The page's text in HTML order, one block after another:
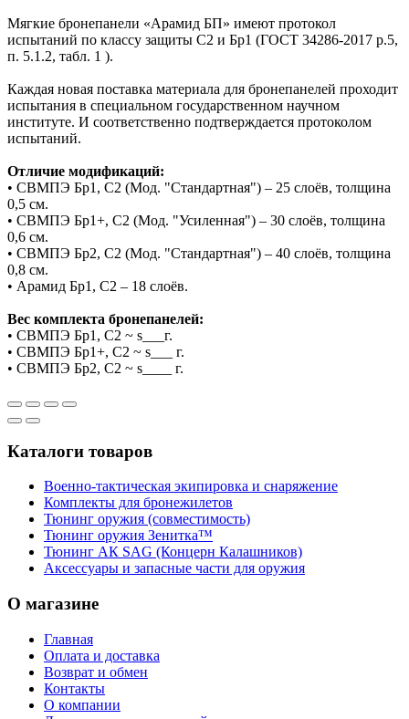
Мягкие бронепанели «Арамид БП» имеют протокол
испытаний по классу защиты С2 и Бр1 (ГОСТ 34286-2017 р.5,
п. 5.1.2, табл. 1 ).
Каждая новая поставка материала для бронепанелей проходит
испытания в специальном государственном научном
институте. И соответственно подтверждается протоколом
испытаний.
Отличие модификаций:
• СВМПЭ Бр1, С2 (Мод. "Стандартная") – 25 слоёв, толщина
0,5 см.
• СВМПЭ Бр1+, С2 (Мод. "Усиленная") – 30 слоёв, толщина
0,6 см.
• СВМПЭ Бр2, С2 (Мод. "Стандартная") – 40 слоёв, толщина
0,8 см.
• Арамид Бр1, С2 – 18 слоёв.
Вес комплекта бронепанелей:
• СВМПЭ Бр1, С2 ~ s___г.
• СВМПЭ Бр1+, С2 ~ s___ г.
• СВМПЭ Бр2, С2 ~ s____ г.
Каталоги товаров
Военно-тактическая экипировка и снаряжение
Комплекты для бронежилетов
Тюнинг оружия (совместимость)
Тюнинг оружия Зенитка™
Тюнинг АК SAG (Концерн Калашников)
Аксессуары и запасные части для оружия
О магазине
Главная
Оплата и доставка
Возврат и обмен
Контакты
О компании